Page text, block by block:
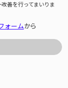
善を行ってまいりま
ォームから